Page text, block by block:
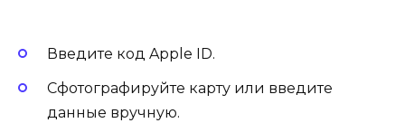
Введите код Apple ID.
Сфотографируйте карту или введите
данные вручную.